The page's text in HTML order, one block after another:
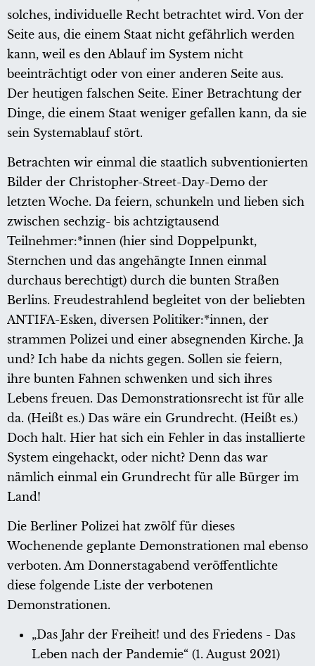
solches, individuelle Recht betrachtet wird. Von der
Seite aus, die einem Staat nicht gefährlich werden
kann, weil es den Ablauf im System nicht
beeinträchtigt oder von einer anderen Seite aus.
Der heutigen falschen Seite. Einer Betrachtung der
Dinge, die einem Staat weniger gefallen kann, da sie
sein Systemablauf stört.
Betrachten wir einmal die staatlich subventionierten
Bilder der Christopher-Street-Day-Demo der
letzten Woche. Da feiern, schunkeln und lieben sich
zwischen sechzig- bis achtzigtausend
Teilnehmer:*innen (hier sind Doppelpunkt,
Sternchen und das angehängte Innen einmal
durchaus berechtigt) durch die bunten Straßen
Berlins. Freudestrahlend begleitet von der beliebten
ANTIFA-Esken, diversen Politiker:*innen, der
strammen Polizei und einer absegnenden Kirche. Ja
und? Ich habe da nichts gegen. Sollen sie feiern,
ihre bunten Fahnen schwenken und sich ihres
Lebens freuen. Das Demonstrationsrecht ist für alle
da. (Heißt es.) Das wäre ein Grundrecht. (Heißt es.)
Doch halt. Hier hat sich ein Fehler in das installierte
System eingehackt, oder nicht? Denn das war
nämlich einmal ein Grundrecht für alle Bürger im
Land!
Die Berliner Polizei hat zwölf für dieses
Wochenende geplante Demonstrationen mal ebenso
verboten. Am Donnerstagabend veröffentlichte
diese folgende Liste der verbotenen
Demonstrationen.
„Das Jahr der Freiheit! und des Friedens - Das
Leben nach der Pandemie“ (1. August 2021)